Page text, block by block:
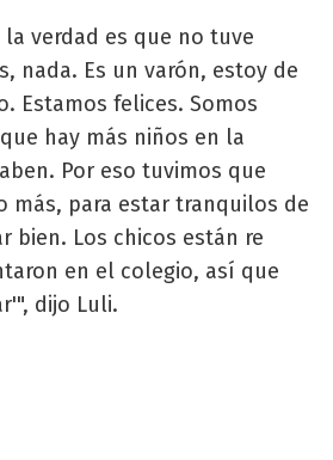
verdad es que no tuve
nada. Es un varón, estoy de
Estamos felices. Somos
hay más niños en la
Por eso tuvimos que
más, para estar tranquilos de
bien. Los chicos están re
en el colegio, así que
dijo Luli.